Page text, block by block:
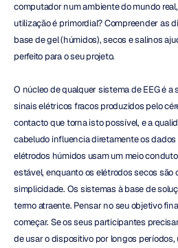
computador num ambiente do mundo
utilização é primordial? Compreender as
base de gel (húmidos), secos e salinos
perfeito para o seu projeto.
O núcleo de qualquer sistema de EEG é
sinais elétricos fracos produzidos pelo
contacto que torna isto possível, e a
cabeludo influencia diretamente os dados
elétrodos húmidos usam um meio
estável, enquanto os elétrodos secos são
simplicidade. Os sistemas à base de
termo atraente. Pensar no seu objetivo
começar. Se os seus participantes
de usar o dispositivo por longos